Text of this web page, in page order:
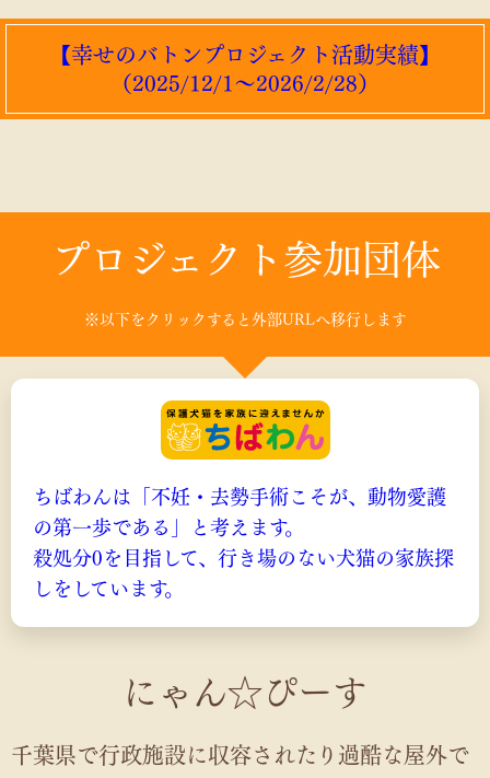
【幸せのバトンプロジェクト活動実績】
（2025/12/1～2026/2/28）
プロジェクト参加団体
※以下をクリックすると外部URLへ移行します
ちばわんは「不妊・去勢手術こそが、動物愛護
の第一歩である」と考えます。
殺処分0を目指して、行き場のない犬猫の家族探
しをしています。
にゃん☆ぴーす
千葉県で行政施設に収容されたり過酷な屋外で